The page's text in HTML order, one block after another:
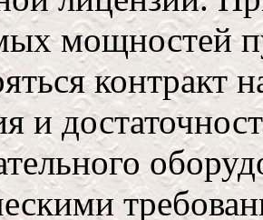
мощностей
контракт
и